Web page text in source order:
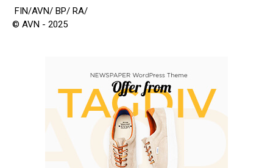
FIN/AVN/ BP/ RA/
© AVN - 2025